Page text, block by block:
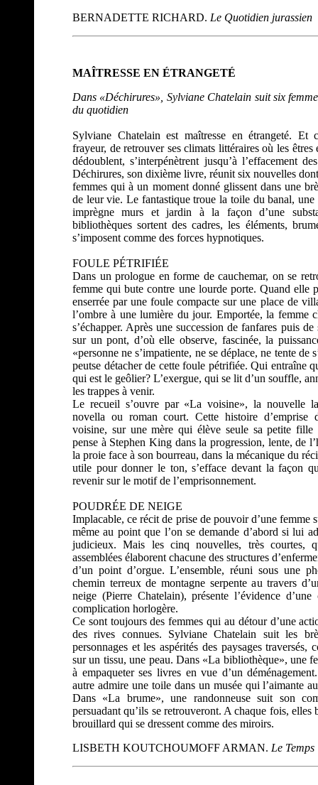
BERNADETTE RICHARD. Le Quotidien jurassien
MAÎTRESSE EN ÉTRANGETÉ
Dans «Déchirures», Sylviane Chatelain suit six
du quotidien
Sylviane Chatelain est maîtresse en étrangeté. Et
frayeur, de retrouver ses climats littéraires où les êtres
dédoublent, s’interpénètrent jusqu’à l’effacement
Déchirures, son dixième livre, réunit six nouvelles
femmes qui à un moment donné glissent dans une
de leur vie. Le fantastique troue la toile du banal, une
imprègne murs et jardin à la façon d’une
bibliothèques sortent des cadres, les éléments,
s’imposent comme des forces hypnotiques.
FOULE PÉTRIFIÉE
Dans un prologue en forme de cauchemar, on se
femme qui bute contre une lourde porte. Quand elle
enserrée par une foule compacte sur une place de
l’ombre à une lumière du jour. Emportée, la femme
s’échapper. Après une succession de fanfares puis
sur un pont, d’où elle observe, fascinée, la
«personne ne s’impatiente, ne se déplace, ne tente de
peutse détacher de cette foule pétrifiée. Qui entraîne
qui est le geôlier? L’exergue, qui se lit d’un souffle,
les trappes à venir.
Le recueil s’ouvre par «La voisine», la nouvelle
novella ou roman court. Cette histoire d’emprise
voisine, sur une mère qui élève seule sa petite
pense à Stephen King dans la progression, lente, de
la proie face à son bourreau, dans la mécanique du
utile pour donner le ton, s’efface devant la façon
revenir sur le motif de l’emprisonnement.
POUDRÉE DE NEIGE
Implacable, ce récit de prise de pouvoir d’une femme
même au point que l’on se demande d’abord si lui
judicieux. Mais les cinq nouvelles, très courtes,
assemblées élaborent chacune des structures
d’un point d’orgue. L’ensemble, réuni sous une
chemin terreux de montagne serpente au travers
neige (Pierre Chatelain), présente l’évidence d’une
complication horlogère.
Ce sont toujours des femmes qui au détour d’une
des rives connues. Sylviane Chatelain suit les
personnages et les aspérités des paysages traversés,
sur un tissu, une peau. Dans «La bibliothèque», une
à empaqueter ses livres en vue d’un
autre admire une toile dans un musée qui l’aimante
Dans «La brume», une randonneuse suit son
persuadant qu’ils se retrouveront. A chaque fois, elles
brouillard qui se dressent comme des miroirs.
LISBETH KOUTCHOUMOFF ARMAN. Le Temps